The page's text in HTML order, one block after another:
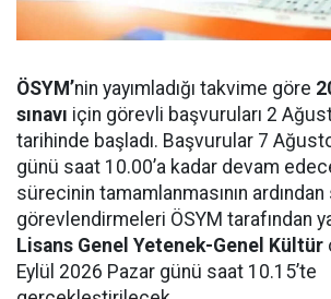
ÖSYM’nin yayımladığı takvime göre
sınavı için görevli başvuruları 2
tarihinde başladı. Başvurular 7
günü saat 10.00’a kadar devam
sürecinin tamamlanmasının ardından
görevlendirmeleri ÖSYM tarafından
Lisans Genel Yetenek-Genel Kültür
Eylül 2026 Pazar günü saat 10.15’te